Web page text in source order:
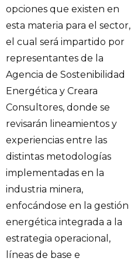
opciones que existen en
esta materia para el sector,
el cual será impartido por
representantes de la
Agencia de Sostenibilidad
Energética y Creara
Consultores, donde se
revisarán lineamientos y
experiencias entre las
distintas metodologías
implementadas en la
industria minera,
enfocándose en la gestión
energética integrada a la
estrategia operacional,
líneas de base e